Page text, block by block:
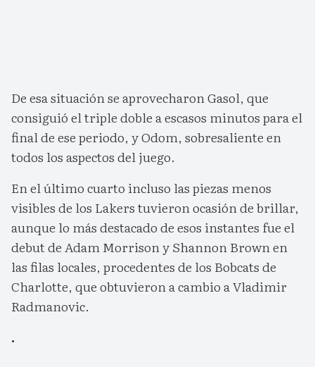
De esa situación se aprovecharon Gasol, que
consiguió el triple doble a escasos minutos para el
final de ese periodo, y Odom, sobresaliente en
todos los aspectos del juego.
En el último cuarto incluso las piezas menos
visibles de los Lakers tuvieron ocasión de brillar,
aunque lo más destacado de esos instantes fue el
debut de Adam Morrison y Shannon Brown en
las filas locales, procedentes de los Bobcats de
Charlotte, que obtuvieron a cambio a Vladimir
Radmanovic.
.